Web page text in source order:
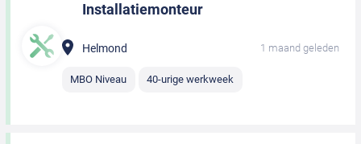
Installatiemonteur
Helmond 1 maand geleden
MBO Niveau 40-urige werkweek